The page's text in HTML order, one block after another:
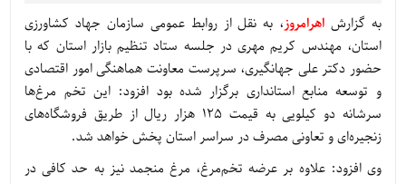
به گزارش اهرامروز، به نقل از روابط عمومی سازمان جهاد کشاورزی
استان، مهندس کریم مهری در جلسه ستاد تنظیم بازار استان که با
حضور دکتر علی جهانگیری، سرپرست معاونت هماهنگی امور اقتصادی
و توسعه منابع استانداری برگزار شده بود افزود: این تخم مرغ‌ها
سرشانه دو کیلویی به قیمت ۱۲۵ هزار ریال از طریق فروشگاه‌های
زنجیره‌ای و تعاونی مصرف در سراسر استان پخش خواهد شد.
وی افزود: علاوه بر عرضه تخم‌مرغ، مرغ منجمد نیز به حد کافی در